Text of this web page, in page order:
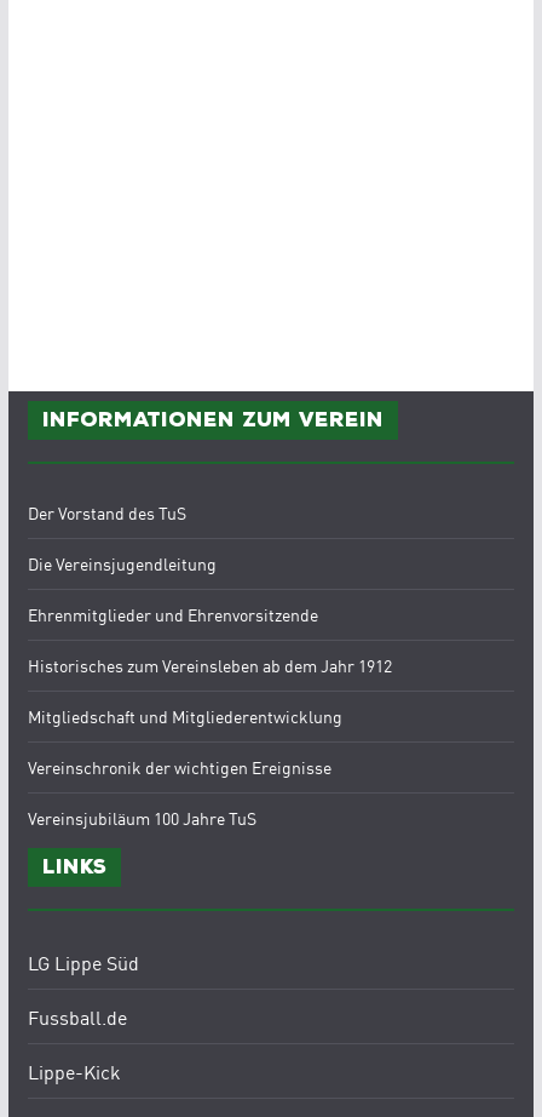
Informationen zum Verein
Der Vorstand des TuS
Die Vereinsjugendleitung
Ehrenmitglieder und Ehrenvorsitzende
Historisches zum Vereinsleben ab dem Jahr 1912
Mitgliedschaft und Mitgliederentwicklung
Vereinschronik der wichtigen Ereignisse
Vereinsjubiläum 100 Jahre TuS
Links
LG Lippe Süd
Fussball.de
Lippe-Kick